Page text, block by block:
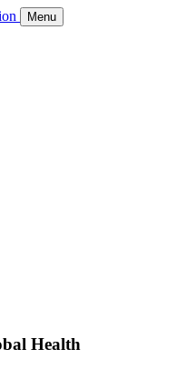
Menu
Health